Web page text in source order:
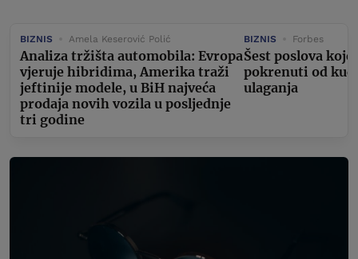
BIZNIS Amela Keserović Polić
Analiza tržišta automobila: Evropa
vjeruje hibridima, Amerika traži
jeftinije modele, u BiH najveća
prodaja novih vozila u posljednje
tri godine
BIZNIS Forbes
Šest poslova
pokrenuti od
ulaganja